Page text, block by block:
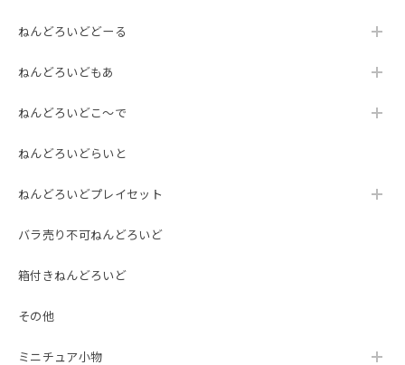
ねんどろいどどーる
ねんどろいどもあ
ねんどろいどこ～で
ねんどろいどらいと
ねんどろいどプレイセット
バラ売り不可ねんどろいど
箱付きねんどろいど
その他
ミニチュア小物